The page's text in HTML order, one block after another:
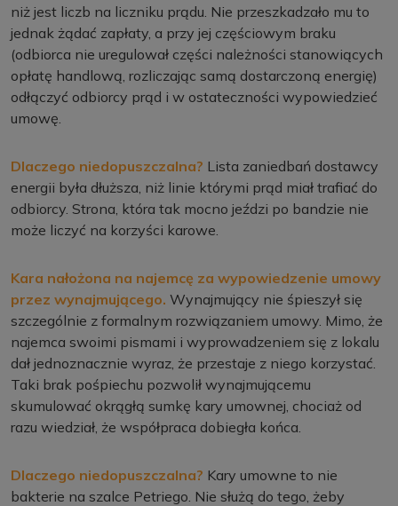
niż jest liczb na liczniku prądu. Nie przeszkadzało mu to
jednak żądać zapłaty, a przy jej częściowym braku
(odbiorca nie uregulował części należności stanowiących
opłatę handlową, rozliczając samą dostarczoną energię)
odłączyć odbiorcy prąd i w ostateczności wypowiedzieć
umowę.
Dlaczego niedopuszczalna? Lista zaniedbań dostawcy
energii była dłuższa, niż linie którymi prąd miał trafiać do
odbiorcy. Strona, która tak mocno jeździ po bandzie nie
może liczyć na korzyści karowe.
Kara nałożona na najemcę za wypowiedzenie umowy
przez wynajmującego. Wynajmujący nie śpieszył się
szczególnie z formalnym rozwiązaniem umowy. Mimo, że
najemca swoimi pismami i wyprowadzeniem się z lokalu
dał jednoznacznie wyraz, że przestaje z niego korzystać.
Taki brak pośpiechu pozwolił wynajmującemu
skumulować okrągłą sumkę kary umownej, chociaż od
razu wiedział, że współpraca dobiegła końca.
Dlaczego niedopuszczalna? Kary umowne to nie
bakterie na szalce Petriego. Nie służą do tego, żeby